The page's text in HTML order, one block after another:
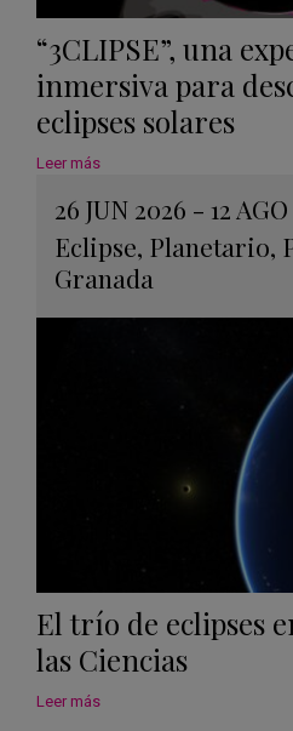
“3CLIPSE”, una
inmersiva para
eclipses solares
Leer más
26 JUN 2026 - 12
Eclipse, Planetario,
Granada
El trío de eclipses
las Ciencias
Leer más